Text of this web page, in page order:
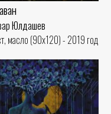
Юлдашев
масло (90x120) - 2019 год